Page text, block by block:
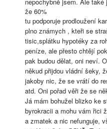
že 60%
tu podporuje prodloužení
plno známych , kteři se
tisic,splátku hypotéky za
peníze, ale přesto chtějí
pak budou dělat, oni neví.
někud přijdou vládní šeky,
jakoby nic, že se vrátí do
atd. Oni pořad věři že se
Já mám bohužel blizko ke
byrokracii a mohu vám řici
a zmatek a nic nefunguje,